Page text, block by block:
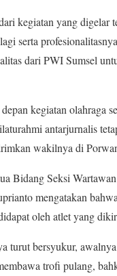
kegiatan yang digelar
serta
dari PWI Sumsel
kegiatan olahraga
antarjurnalis
wakilnya di
Bidang Seksi
mengatakan
oleh atlet yang
turut bersyukur,
trofi pulang,